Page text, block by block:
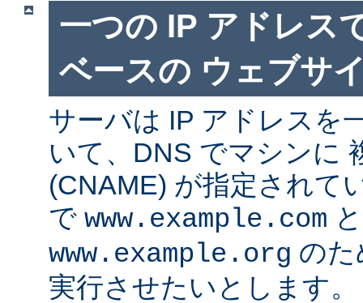
一つの IP アドレス
ベースの ウェブサ
サーバは IP アドレスを
いて、DNS でマシンに
(CNAME) が指定されて
で www.example.com と
www.example.org のた
実行させたいとします。